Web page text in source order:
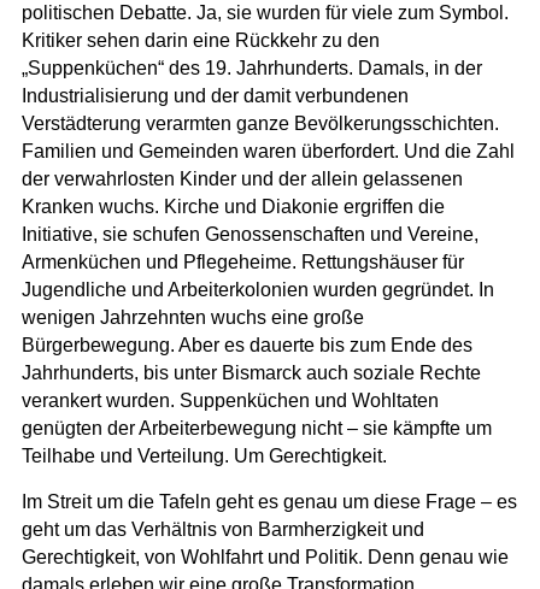
politischen Debatte. Ja, sie wurden für viele zum Symbol.
Kritiker sehen darin eine Rückkehr zu den
„Suppenküchen“ des 19. Jahrhunderts. Damals, in der
Industrialisierung und der damit verbundenen
Verstädterung verarmten ganze Bevölkerungsschichten.
Familien und Gemeinden waren überfordert. Und die Zahl
der verwahrlosten Kinder und der allein gelassenen
Kranken wuchs. Kirche und Diakonie ergriffen die
Initiative, sie schufen Genossenschaften und Vereine,
Armenküchen und Pflegeheime. Rettungshäuser für
Jugendliche und Arbeiterkolonien wurden gegründet. In
wenigen Jahrzehnten wuchs eine große
Bürgerbewegung. Aber es dauerte bis zum Ende des
Jahrhunderts, bis unter Bismarck auch soziale Rechte
verankert wurden. Suppenküchen und Wohltaten
genügten der Arbeiterbewegung nicht – sie kämpfte um
Teilhabe und Verteilung. Um Gerechtigkeit.
Im Streit um die Tafeln geht es genau um diese Frage – es
geht um das Verhältnis von Barmherzigkeit und
Gerechtigkeit, von Wohlfahrt und Politik. Denn genau wie
damals erleben wir eine große Transformation.